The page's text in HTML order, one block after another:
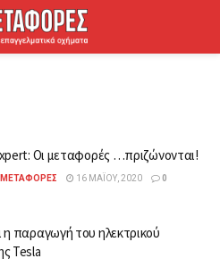
Οι μεταφορές …πριζώνονται!
16 ΜΑΪ́ΟΥ, 2020 0
η παραγωγή του ηλεκτρικού
Tesla